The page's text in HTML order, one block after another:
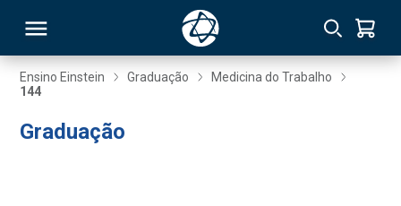
Ensino Einstein Graduação
Medicina do Trabalho
144
Graduação